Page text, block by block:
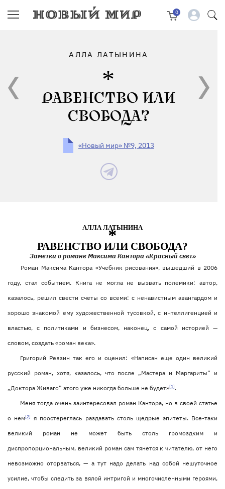
0
АЛЛА ЛАТЫНИНА
РАВЕНСТВО ИЛИ
СВОБОДА?
«Новый мир» №9, 2013
АЛЛА ЛАТЫНИНА
*
РАВЕНСТВО ИЛИ СВОБОДА?
Заметки о романе Максима Кантора «Красный свет»
Роман Максима Кантора «Учебник рисования», вышедший в 2006
году, стал событием. Книга не могла не вызвать полемики: автор,
казалось, решил свести счеты со всеми: с ненавистным авангардом и
хорошо знакомой ему художественной тусовкой, с интеллигенцией и
властью, с политиками и бизнесом, наконец, с самой историей —
словом, создать «роман века».
Григорий Ревзин так его и оценил: «Написан еще один великий
русский роман, хотя, казалось, что после „Мастера и Маргариты” и
„Доктора Живаго” этого уже никогда больше не будет»[1].
Меня тогда очень заинтересовал роман Кантора, но в своей статье
о нем[2]
я поостереглась раздавать столь щедрые эпитеты. Все-таки
великий роман не может быть столь громоздким и
диспропорциональным, великий роман сам тянется к читателю, от него
невозможно оторваться, — а тут надо делать над собой нешуточное
усилие, чтобы следить за вялой интригой и многочисленными героями,